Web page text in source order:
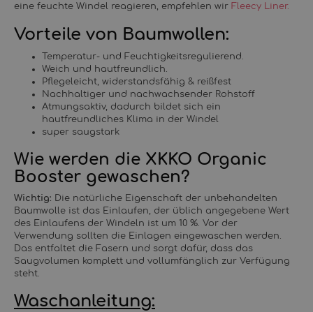
eine feuchte Windel reagieren, empfehlen wir Fleecy Liner.
Vorteile von Baumwollen:
Temperatur- und Feuchtigkeitsregulierend.
Weich und hautfreundlich.
Pflegeleicht, widerstandsfähig & reißfest
Nachhaltiger und nachwachsender Rohstoff
Atmungsaktiv, dadurch bildet sich ein
hautfreundliches Klima in der Windel
super saugstark
Wie werden die XKKO Organic
Booster gewaschen?
Wichtig: Die natürliche Eigenschaft der unbehandelten
Baumwolle ist das Einlaufen, der üblich angegebene Wert
des Einlaufens der Windeln ist um 10 %. Vor der
Verwendung sollten die Einlagen eingewaschen werden.
Das entfaltet die Fasern und sorgt dafür, dass das
Saugvolumen komplett und vollumfänglich zur Verfügung
steht.
Waschanleitung: